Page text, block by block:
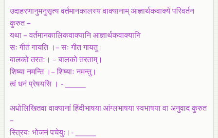
उदाहरणानुमनुसृत्य वर्तमानकालस्य वाक्यानाम् आज्ञार्थकवाक्ये परिवर्तन
कुरुत –
यथा – वर्तमानकालिकवाक्यानि आज्ञार्थकवाक्यानि
सः गीतं गायति ।– सः गीत गायतु।
बालको तरतः। – बालको तरताम्।
शिष्या नमन्ति ।– शिष्याः नमन्तु।
त्वं धनं प्रेषयसि । - ______
अधोलिखितवा वाक्यानां हिंदीभाषया आंग्लभाषया स्वभाषया वा अनुवाद कुरुत
–
स्त्रियः भोजनं पचेयुः।- ______